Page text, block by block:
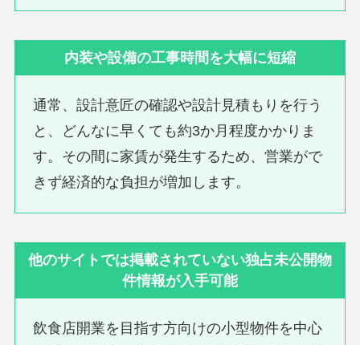
内装や設備の工事時間を大幅に短縮
通常、設計意匠の確認や設計見積もりを行う
と、どんなに早くても約3か月程度かかりま
す。その間に家賃が発生するため、営業がで
きず経済的な負担が増加します。
他のサイトでは掲載されていない独占未公開物
件情報が入手可能
飲食店開業を目指す方向けの小型物件を中心